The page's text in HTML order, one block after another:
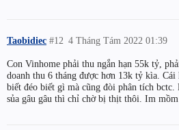
Taobidiec 4 Tháng Tám 2022 01:39
#12
Con Vinhome phải thu ngắn hạn 55k tỷ,
doanh thu 6 tháng được hơn 13k tỷ kìa.
biết đéo biết gì mà cũng đòi phân tích
sủa gâu gâu thì chỉ chờ bị thịt thôi. Im mồm